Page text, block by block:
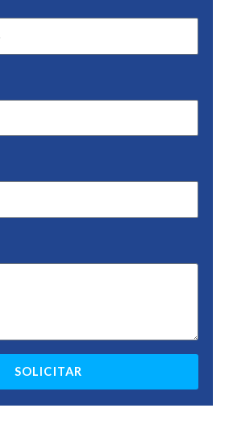
SOLICITAR